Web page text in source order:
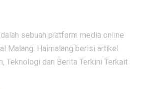
sebuah platform media online
Malang. Haimalang berisi artikel
Teknologi dan Berita Terkini Terkait